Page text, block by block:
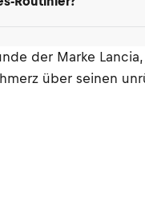
der Marke
über seinen